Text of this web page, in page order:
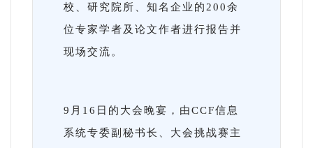
校、研究院所、知名企业的200余
位专家学者及论文作者进行报告并
现场交流。
9月16日的大会晚宴，由CCF信息
系统专委副秘书长、大会挑战赛主